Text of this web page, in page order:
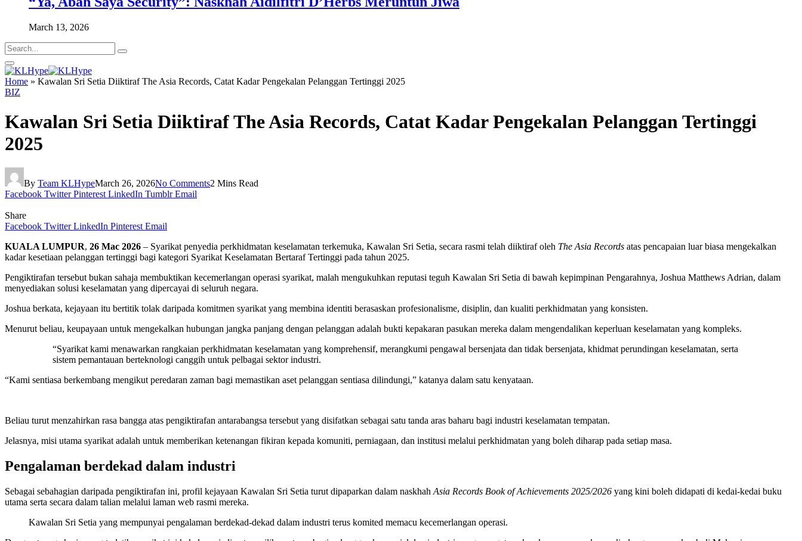
March 13, 2026
Home » Kawalan Sri Setia Diiktiraf The Asia Records, Catat Kadar Pengekalan Pelanggan Tertinggi 2025
BIZ
Kawalan Sri Setia Diiktiraf The Asia Records, Catat Kadar Pengekalan Pelanggan Tertinggi
2025
By Team KLHypeMarch 26, 2026No Comments2 Mins Read
Facebook Twitter Pinterest LinkedIn Tumblr Email
Share
Facebook Twitter LinkedIn Pinterest Email
KUALA LUMPUR, 26 Mac 2026 – Syarikat penyedia perkhidmatan keselamatan terkemuka, Kawalan Sri Setia, secara rasmi telah diiktiraf oleh The Asia Records atas pencapaian luar biasa mengekalkan
kadar kesetiaan pelanggan tertinggi bagi kategori Syarikat Keselamatan Bertaraf Tertinggi pada tahun 2025.
Pengiktirafan tersebut bukan sahaja membuktikan kecemerlangan operasi syarikat, malah mengukuhkan reputasi teguh Kawalan Sri Setia di bawah kepimpinan Pengarahnya, Joshua Matthews Adrian, dalam
menyediakan solusi keselamatan yang dipercayai di seluruh negara.
Joshua berkata, kejayaan itu bertitik tolak daripada komitmen syarikat yang membina identiti berasaskan profesionalisme, disiplin, dan kualiti perkhidmatan yang konsisten.
Menurut beliau, keupayaan untuk mengekalkan hubungan jangka panjang dengan pelanggan adalah bukti kepakaran pasukan mereka dalam mengendalikan keperluan keselamatan yang kompleks.
“Syarikat kami menawarkan rangkaian perkhidmatan keselamatan yang komprehensif, merangkumi pengawal bersenjata dan tidak bersenjata, khidmat perundingan keselamatan, serta
sistem pemantauan berteknologi canggih untuk pelbagai sektor industri.
“Kami sentiasa berkembang mengikut peredaran zaman bagi memastikan aset pelanggan sentiasa dilindungi,” katanya dalam satu kenyataan.
Beliau turut menzahirkan rasa bangga atas pengiktirafan antarabangsa tersebut yang disifatkan sebagai satu tanda aras baharu bagi industri keselamatan tempatan.
Jelasnya, misi utama syarikat adalah untuk memberikan ketenangan fikiran kepada komuniti, perniagaan, dan institusi melalui perkhidmatan yang boleh diharap pada setiap masa.
Pengalaman berdekad dalam industri
Sebagai sebahagian daripada pengiktirafan ini, profil kejayaan Kawalan Sri Setia turut dipaparkan dalam naskhah Asia Records Book of Achievements 2025/2026 yang kini boleh didapati di kedai-kedai buku
utama serta secara dalam talian melalui laman web rasmi mereka.
Kawalan Sri Setia yang mempunyai pengalaman berdekad-dekad dalam industri terus komited memacu kecemerlangan operasi.